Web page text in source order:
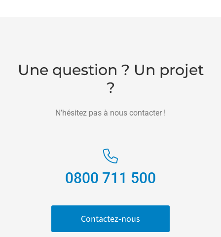
Une question ? Un projet
?
N’hésitez pas à nous contacter !
0800 711 500
Contactez-nous